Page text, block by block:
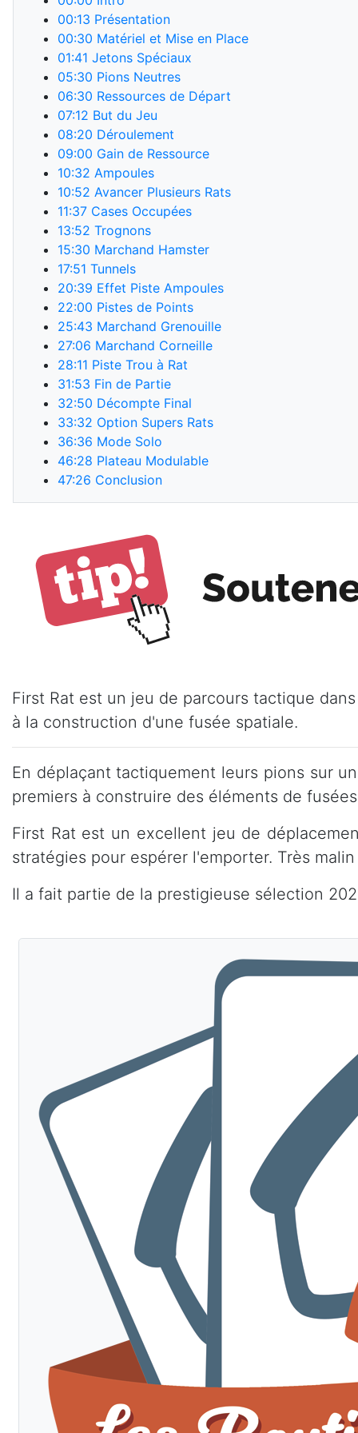
00:13 Présentation
00:30 Matériel et Mise en Place
01:41 Jetons Spéciaux
05:30 Pions Neutres
06:30 Ressources de Départ
07:12 But du Jeu
08:20 Déroulement
09:00 Gain de Ressource
10:32 Ampoules
10:52 Avancer Plusieurs Rats
11:37 Cases Occupées
13:52 Trognons
15:30 Marchand Hamster
17:51 Tunnels
20:39 Effet Piste Ampoules
22:00 Pistes de Points
25:43 Marchand Grenouille
27:06 Marchand Corneille
28:11 Piste Trou à Rat
31:53 Fin de Partie
32:50 Décompte Final
33:32 Option Supers Rats
36:36 Mode Solo
46:28 Plateau Modulable
47:26 Conclusion
First Rat est un jeu de parcours tactique
à la construction d'une fusée spatiale.
En déplaçant tactiquement leurs pions sur
premiers à construire des éléments de
First Rat est un excellent jeu de
stratégies pour espérer l'emporter. Très
Il a fait partie de la prestigieuse sélection